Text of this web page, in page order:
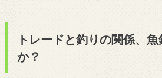
トレードと釣りの関係、
か？